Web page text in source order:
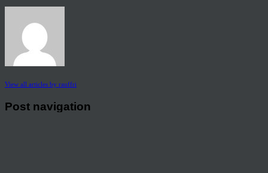
View all articles by rauffri
Post navigation